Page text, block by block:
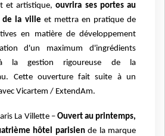
et artistique,ouvrira ses portes au
de la ville et mettra en pratique de
en matière de développement
d'un maximum d'ingrédients
la gestion rigoureuse de la
Cette ouverture fait suite à un
Vicartem / ExtendAm.
La Villette – Ouvert au printemps,
hôtel parisiende la marque